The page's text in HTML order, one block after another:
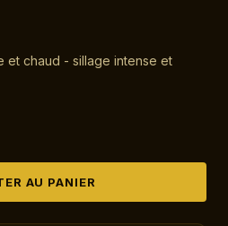
et chaud - sillage intense et
AU PANIER